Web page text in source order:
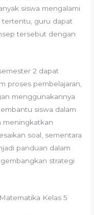
siswa mengalami
tertentu, guru dapat
tersebut dengan
2 dapat
proses pembelajaran,
menggunakannya
siswa dalam
meningkatkan
soal, sementara
panduan dalam
strategi
Kelas 5